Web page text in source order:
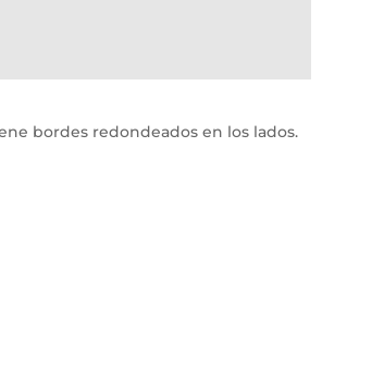
bordes redondeados en los lados.